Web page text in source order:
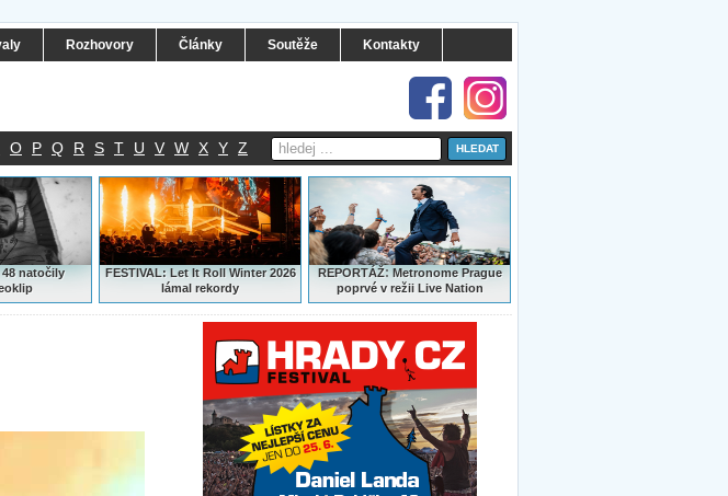
Rozhovory Články Soutěže Kontakty
O P Q R S T U V W X Y Z
natočily
FESTIVAL: Let It Roll Winter 2026
lámal rekordy
REPORTÁŽ:Metronome Prague
poprvé v režii Live Nation